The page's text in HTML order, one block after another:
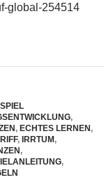
global-254514
,
, ECHTES LERNEN,
, IRRTUM,
,
,